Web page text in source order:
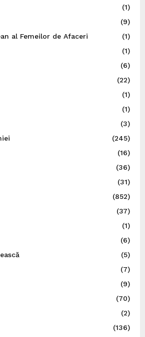
(1)
(9)
al Femeilor de Afaceri
(1)
(1)
(6)
(22)
(1)
(1)
(3)
(245)
(16)
(36)
(31)
(852)
(37)
(1)
(6)
(5)
(7)
(9)
(70)
(2)
(136)